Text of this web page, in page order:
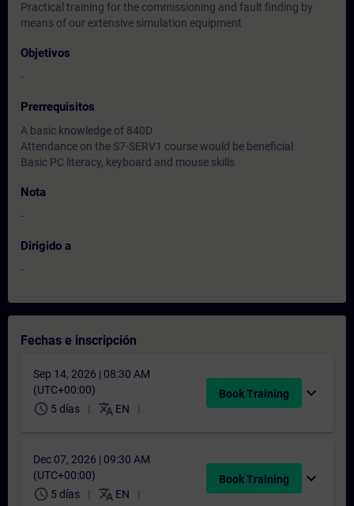
Practical training for the commissioning and fault finding by
means of our extensive simulation equipment
Objetivos
-
Prerrequisitos
A basic knowledge of 840D
Attendance on the S7-SERV1 course would be beneficial
Basic PC literacy, keyboard and mouse skills
Nota
-
Dirigido a
-
Fechas e inscripción
Sep 14, 2026 | 08:30 AM
(UTC+00:00)
schedule 5 días translate EN
Book Training expand_more
Dec 07, 2026 | 09:30 AM
(UTC+00:00)
schedule 5 días translate EN
Book Training expand_more